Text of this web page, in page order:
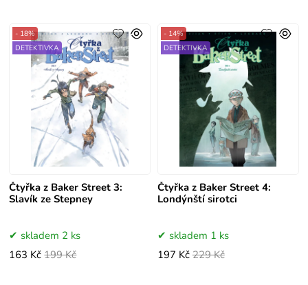
Čtyřka z Baker Street 3:
Slavík ze Stepney
- 18%
DETEKTIVKA
skladem 2 ks
163 Kč 199 Kč
Čtyřka z Baker Street 4:
Londýnští sirotci
- 14%
DETEKTIVKA
skladem 1 ks
197 Kč 229 Kč